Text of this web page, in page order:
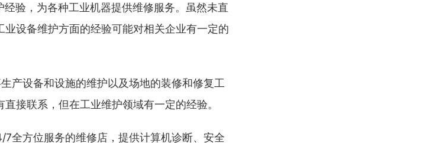
经验，为各种工业机器提供维修服务。虽然未直
设备维护方面的经验可能对相关企业有一定的
生产设备和设施的维护以及场地的装修和修复工
接联系，但在工业维护领域有一定的经验。
7全方位服务的维修店，提供计算机诊断、安全